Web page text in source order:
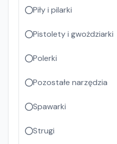
Piły i pilarki
Pistolety i gwożdziarki
Polerki
Pozostałe narzędzia
Spawarki
Strugi